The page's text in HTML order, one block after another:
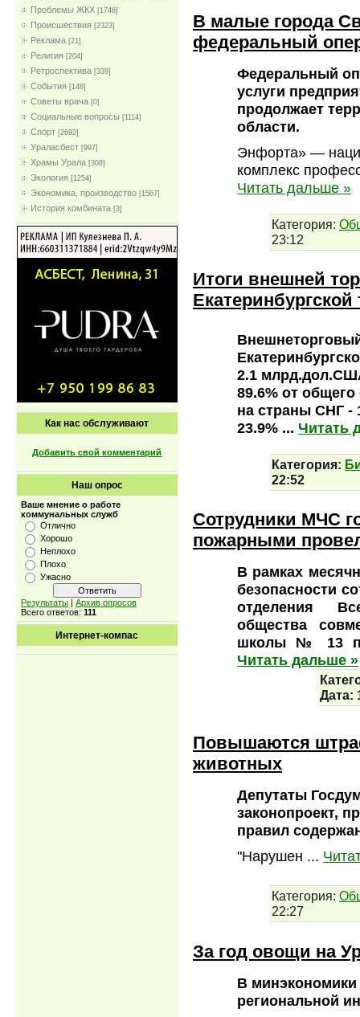
Проблемы ЖКХ [1746]
Проиcшествия [2323]
Реклама [21]
Религия [204]
Ретроспектива [339]
События [148]
Советы врача [0]
Социальные вопросы [1114]
Спорт [2692]
Ураласбест [997]
Храмы Урала [308]
Экология [1254]
Экономика, производство [1567]
История комбината [3]
Как нас обслуживают
Добавить свой комментарий
Наш опрос
Ваше мнение о работе
коммунальных служб
Отлично
Хорошо
Неплохо
Плохо
Ужасно
Результаты | Архив опросов
Всего ответов: 111
Интернет-компас
В малые города
федеральный
Федеральный
услуги
продолжает
области.
Энфорта» —
комплекс
Читать дальше »
Категория:
23:12
Итоги внешней
2.1
89.6% от
на страны СНГ -
23.9% ... Читать
Категория:
22:52
Сотрудники МЧС
пожарными
В рамках
безопасности
отделения
общества
школы № 13
Читать дальше »
Дата:
Повышаются
животных
Депутаты
законопроект,
правил
"Нарушен ...
Категория:
22:27
За год овощи на
В минэкономики
региональной